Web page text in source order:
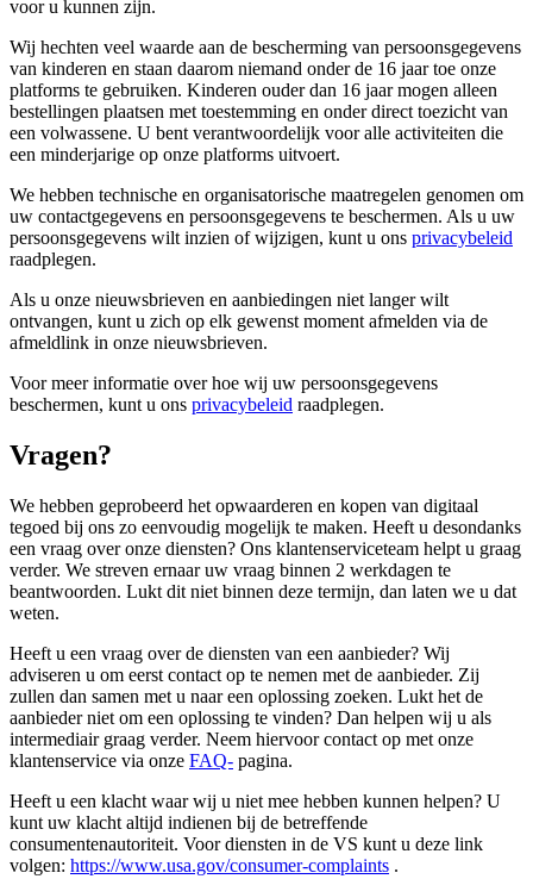
voor u kunnen zijn.
Wij hechten veel waarde aan de bescherming van persoonsgegevens
van kinderen en staan ​​daarom niemand onder de 16 jaar toe onze
platforms te gebruiken. Kinderen ouder dan 16 jaar mogen alleen
bestellingen plaatsen met toestemming en onder direct toezicht van
een volwassene. U bent verantwoordelijk voor alle activiteiten die
een minderjarige op onze platforms uitvoert.
We hebben technische en organisatorische maatregelen genomen om
uw contactgegevens en persoonsgegevens te beschermen. Als u uw
persoonsgegevens wilt inzien of wijzigen, kunt u ons privacybeleid
raadplegen.
Als u onze nieuwsbrieven en aanbiedingen niet langer wilt
ontvangen, kunt u zich op elk gewenst moment afmelden via de
afmeldlink in onze nieuwsbrieven.
Voor meer informatie over hoe wij uw persoonsgegevens
beschermen, kunt u ons privacybeleid raadplegen.
Vragen?
We hebben geprobeerd het opwaarderen en kopen van digitaal
tegoed bij ons zo eenvoudig mogelijk te maken. Heeft u desondanks
een vraag over onze diensten? Ons klantenserviceteam helpt u graag
verder. We streven ernaar uw vraag binnen 2 werkdagen te
beantwoorden. Lukt dit niet binnen deze termijn, dan laten we u dat
weten.
Heeft u een vraag over de diensten van een aanbieder? Wij
adviseren u om eerst contact op te nemen met de aanbieder. Zij
zullen dan samen met u naar een oplossing zoeken. Lukt het de
aanbieder niet om een ​​oplossing te vinden? Dan helpen wij u als
intermediair graag verder. Neem hiervoor contact op met onze
klantenservice via onze FAQ- pagina.
Heeft u een klacht waar wij u niet mee hebben kunnen helpen? U
kunt uw klacht altijd indienen bij de betreffende
consumentenautoriteit. Voor diensten in de VS kunt u deze link
volgen: https://www.usa.gov/consumer-complaints .